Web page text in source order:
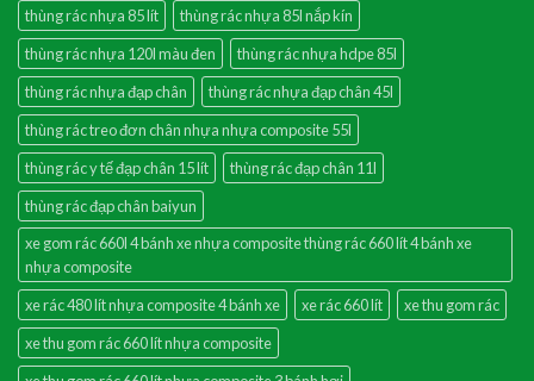
thùng rác nhựa 85 lít
thùng rác nhựa 85l nắp kín
thùng rác nhựa 120l màu đen
thùng rác nhựa hdpe 85l
thùng rác nhựa đạp chân
thùng rác nhựa đạp chân 45l
thùng rác treo đơn chân nhựa nhựa composite 55l
thùng rác y tế đạp chân 15 lít
thùng rác đạp chân 11l
thùng rác đạp chân baiyun
xe gom rác 660l 4 bánh xe nhựa composite thùng rác 660 lít 4 bánh xe
nhựa composite
xe rác 480 lít nhựa composite 4 bánh xe
xe rác 660 lít
xe thu gom rác
xe thu gom rác 660 lít nhựa composite